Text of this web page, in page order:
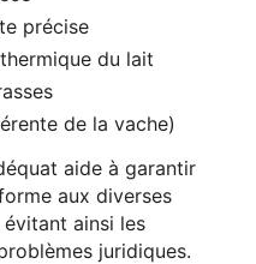
précise
du lait
de la vache)
aide à garantir
aux diverses
ainsi les
juridiques.